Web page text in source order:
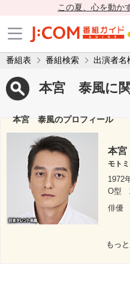
この夏、心を動か
番組表 番組検索 出演者名
本宮 泰風に
本宮 泰風のプロフィール
本
モト
1972
O型
俳優
もっ